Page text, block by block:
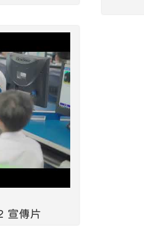
宣傳片